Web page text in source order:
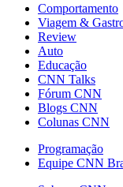
Comportamento
Viagem &
Review
Auto
Educação
CNN Talks
Fórum CNN
Blogs CNN
Colunas CNN
Programação
Equipe CNN